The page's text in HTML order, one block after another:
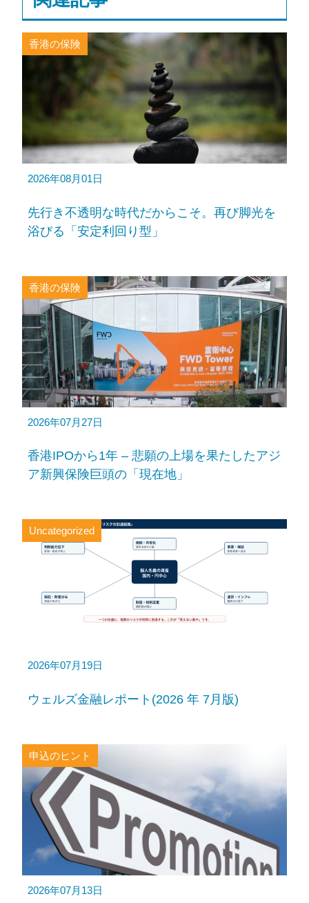
香港の保険
2026年08月01日
先行き不透明な時代だからこそ。再び脚光を
浴びる「安定利回り型」
香港の保険
2026年07月27日
香港IPOから1年 – 悲願の上場を果たしたアジ
ア新興保険巨頭の「現在地」
Uncategorized
2026年07月19日
ウェルズ金融レポート(2026 年 7月版)
申込のヒント
2026年07月13日